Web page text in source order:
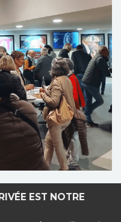
EST NOTRE
Haut de page